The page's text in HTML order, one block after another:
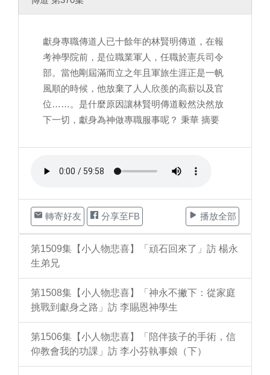
獻身專職傳道人已十餘年的林賢明傳道，在報
考神學院前，是位職業軍人，任職於憲兵司令
部。當他剛屆滿而立之年且軍旅生涯正是一帆
風順的時候，他放棄了人人欣羨的高薪以及官
位……。是什麼原因讓林賢明傳道毅然決然放
下一切，獻身為神做專職服事呢？ 秉華 摘要
轉寄好友 分享至FB 播放全部
第1509集【小人物悲喜】「頑石回來了」訪 楊永
生弟兄
第1508集【小人物悲喜】「神永不撇下：從家庭
挑戰到獻身之路」訪 李賜恩神學生
第1506集【小人物悲喜】「陪伴孩子的手術，信
仰教會我的功課」訪 李小芬執事娘（下）